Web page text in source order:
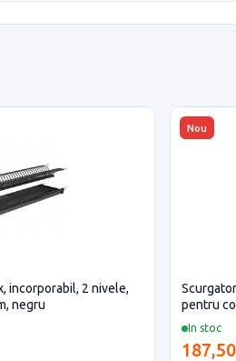
incorporabil, 2 nivele,
negru
Nou
In stoc
pentru